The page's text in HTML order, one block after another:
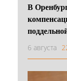
В
6 августа